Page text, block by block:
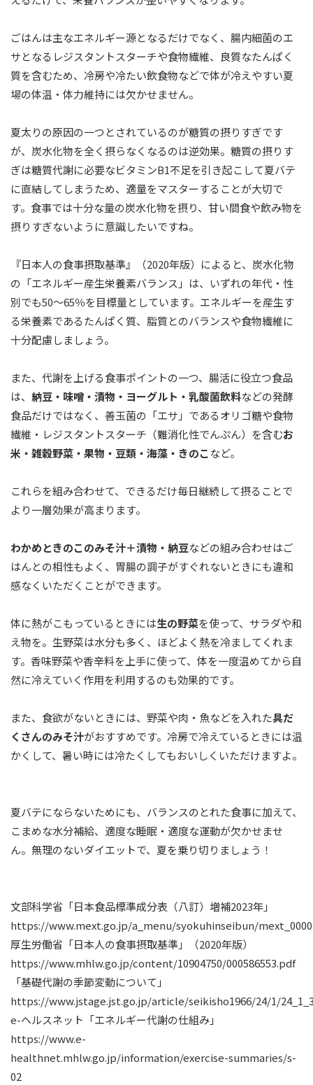
ごはんは主なエネルギー源となるだけでなく、腸内細菌のエ
サとなるレジスタントスターチや食物繊維、良質なたんぱく
質を含むため、冷房や冷たい飲食物などで体が冷えやすい夏
場の体温・体力維持には欠かせません。
夏太りの原因の一つとされているのが糖質の摂りすぎです
が、炭水化物を全く摂らなくなるのは逆効果。糖質の摂りす
ぎは糖質代謝に必要なビタミンB1不足を引き起こして夏バテ
に直結してしまうため、適量をマスターすることが大切で
す。食事では十分な量の炭水化物を摂り、甘い間食や飲み物を
摂りすぎないように意識したいですね。
『日本人の食事摂取基準』（2020年版）によると、炭水化物
の「エネルギー産生栄養素バランス」は、いずれの年代・性
別でも50～65％を目標量としています。エネルギーを産生す
る栄養素であるたんぱく質、脂質とのバランスや食物繊維に
十分配慮しましょう。
また、代謝を上げる食事ポイントの一つ、腸活に役立つ食品
は、 納豆・味噌・漬物・ヨーグルト・乳酸菌飲料などの発酵
食品だけではなく、善玉菌の「エサ」であるオリゴ糖や食物
繊維・レジスタントスターチ（難消化性でんぷん）を含むお
米・雑穀野菜・果物・豆類・海藻・きのこなど。
これらを組み合わせて、できるだけ毎日継続して摂ることで
より一層効果が高まります。
わかめときのこのみそ汁＋漬物・納豆などの組み合わせはご
はんとの相性もよく、胃腸の調子がすぐれないときにも違和
感なくいただくことができます。
体に熱がこもっているときには生の野菜を使って、サラダや和
え物を。生野菜は水分も多く、ほどよく熱を冷ましてくれま
す。香味野菜や香辛料を上手に使って、体を一度温めてから自
然に冷えていく作用を利用するのも効果的です。
また、食欲がないときには、野菜や肉・魚などを入れた具だ
くさんのみそ汁がおすすめです。冷房で冷えているときには温
かくして、暑い時には冷たくしてもおいしくいただけますよ。
夏バテにならないためにも、バランスのとれた食事に加えて、
こまめな水分補給、適度な睡眠・適度な運動が欠かせませ
ん。無理のないダイエットで、夏を乗り切りましょう！
文部科学省「日本食品標準成分表（八訂）増補2023年」
https://www.mext.go.jp/a_menu/syokuhinseibun/
厚生労働省「日本人の食事摂取基準」（2020年版）
https://www.mhlw.go.jp/content/10904750/000586553.pdf
「基礎代謝の季節変動について」
https://www.jstage.jst.go.jp/article/seikisho1966/24/1/
e-ヘルスネット「エネルギー代謝の仕組み」
https://www.e-
healthnet.mhlw.go.jp/information/exercise-summaries/s-
02